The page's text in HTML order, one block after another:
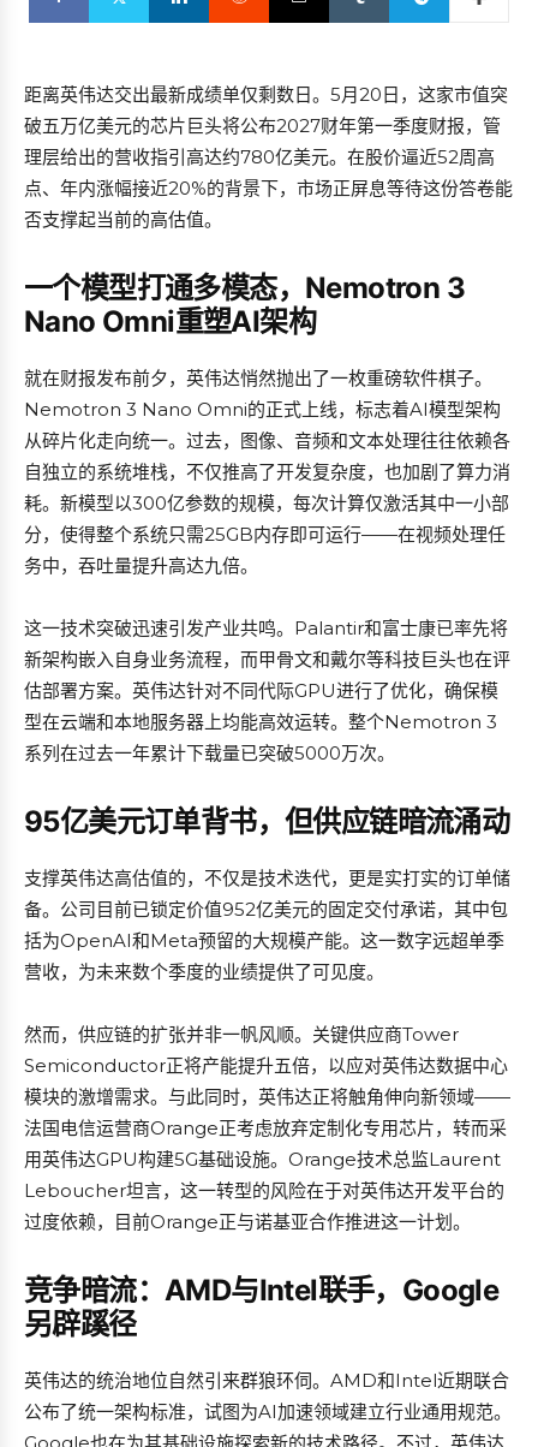
距离英伟达交出最新成绩单仅剩数日。5月20日，这家市值突
破五万亿美元的芯片巨头将公布2027财年第一季度财报，管
理层给出的营收指引高达约780亿美元。在股价逼近52周高
点、年内涨幅接近20%的背景下，市场正屏息等待这份答卷能
否支撑起当前的高估值。
一个模型打通多模态，Nemotron 3
Nano Omni重塑AI架构
就在财报发布前夕，英伟达悄然抛出了一枚重磅软件棋子。
Nemotron 3 Nano Omni的正式上线，标志着AI模型架构
从碎片化走向统一。过去，图像、音频和文本处理往往依赖各
自独立的系统堆栈，不仅推高了开发复杂度，也加剧了算力消
耗。新模型以300亿参数的规模，每次计算仅激活其中一小部
分，使得整个系统只需25GB内存即可运行——在视频处理任
务中，吞吐量提升高达九倍。
这一技术突破迅速引发产业共鸣。Palantir和富士康已率先将
新架构嵌入自身业务流程，而甲骨文和戴尔等科技巨头也在评
估部署方案。英伟达针对不同代际GPU进行了优化，确保模
型在云端和本地服务器上均能高效运转。整个Nemotron 3
系列在过去一年累计下载量已突破5000万次。
95亿美元订单背书，但供应链暗流涌动
支撑英伟达高估值的，不仅是技术迭代，更是实打实的订单储
备。公司目前已锁定价值952亿美元的固定交付承诺，其中包
括为OpenAI和Meta预留的大规模产能。这一数字远超单季
营收，为未来数个季度的业绩提供了可见度。
然而，供应链的扩张并非一帆风顺。关键供应商Tower
Semiconductor正将产能提升五倍，以应对英伟达数据中心
模块的激增需求。与此同时，英伟达正将触角伸向新领域——
法国电信运营商Orange正考虑放弃定制化专用芯片，转而采
用英伟达GPU构建5G基础设施。Orange技术总监Laurent
Leboucher坦言，这一转型的风险在于对英伟达开发平台的
过度依赖，目前Orange正与诺基亚合作推进这一计划。
竞争暗流：AMD与Intel联手，Google
另辟蹊径
英伟达的统治地位自然引来群狼环伺。AMD和Intel近期联合
公布了统一架构标准，试图为AI加速领域建立行业通用规范。